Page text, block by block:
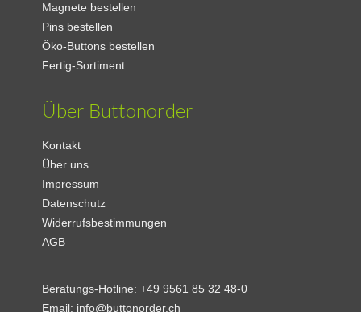
Magnete bestellen
Pins bestellen
Öko-Buttons bestellen
Fertig-Sortiment
Über Buttonorder
Kontakt
Über uns
Impressum
Datenschutz
Widerrufsbestimmungen
AGB
Beratungs-Hotline:+49 9561 85 32 48-0
Email: info@buttonorder.ch